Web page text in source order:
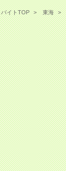
バイトTOP 東海